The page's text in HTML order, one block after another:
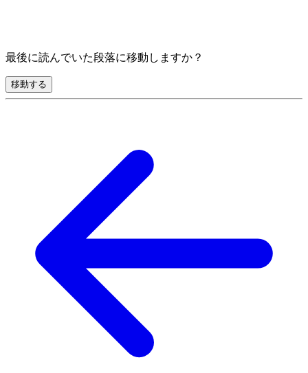
最後に読んでいた段落に移動しますか？
移動する